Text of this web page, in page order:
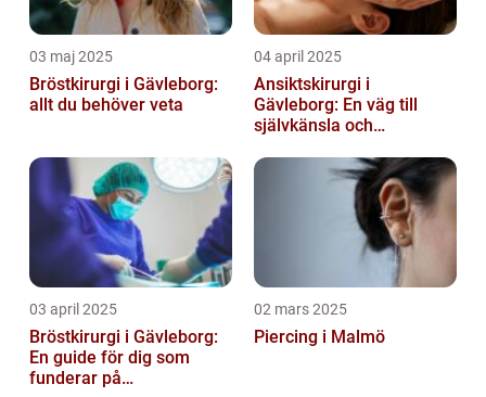
03 maj 2025
Bröstkirurgi i Gävleborg:
allt du behöver veta
04 april 2025
Ansiktskirurgi i
Gävleborg: En väg till
självkänsla och
03 april 2025
Bröstkirurgi i Gävleborg:
En guide för dig som
funderar på
02 mars 2025
Piercing i Malmö